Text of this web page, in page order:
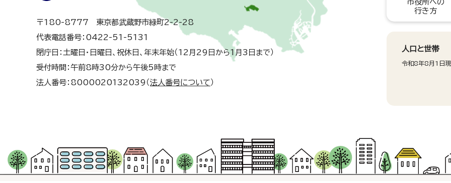
〒180-8777 東京都武蔵野市緑町2-2-28
代表電話番号：0422-51-5131
閉庁日：土曜日・日曜日、祝休日、年末年始（12月29日から1月3日まで）
受付時間：午前8時30分から午後5時まで
法人番号：8000020132039（ 法人番号について ）
市役所への
行き方
人口と世帯
令和8年8月1日